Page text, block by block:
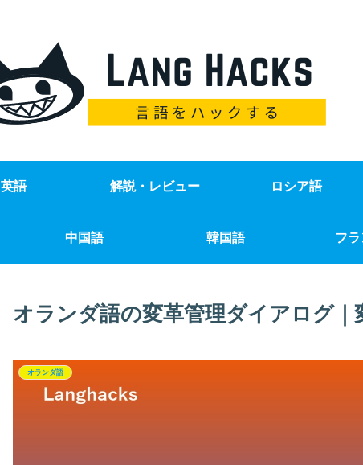
英語 解説・レビュー ロシア語
中国語 韓国語 フ
オランダ語の変革管理ダイアログ｜
オランダ語